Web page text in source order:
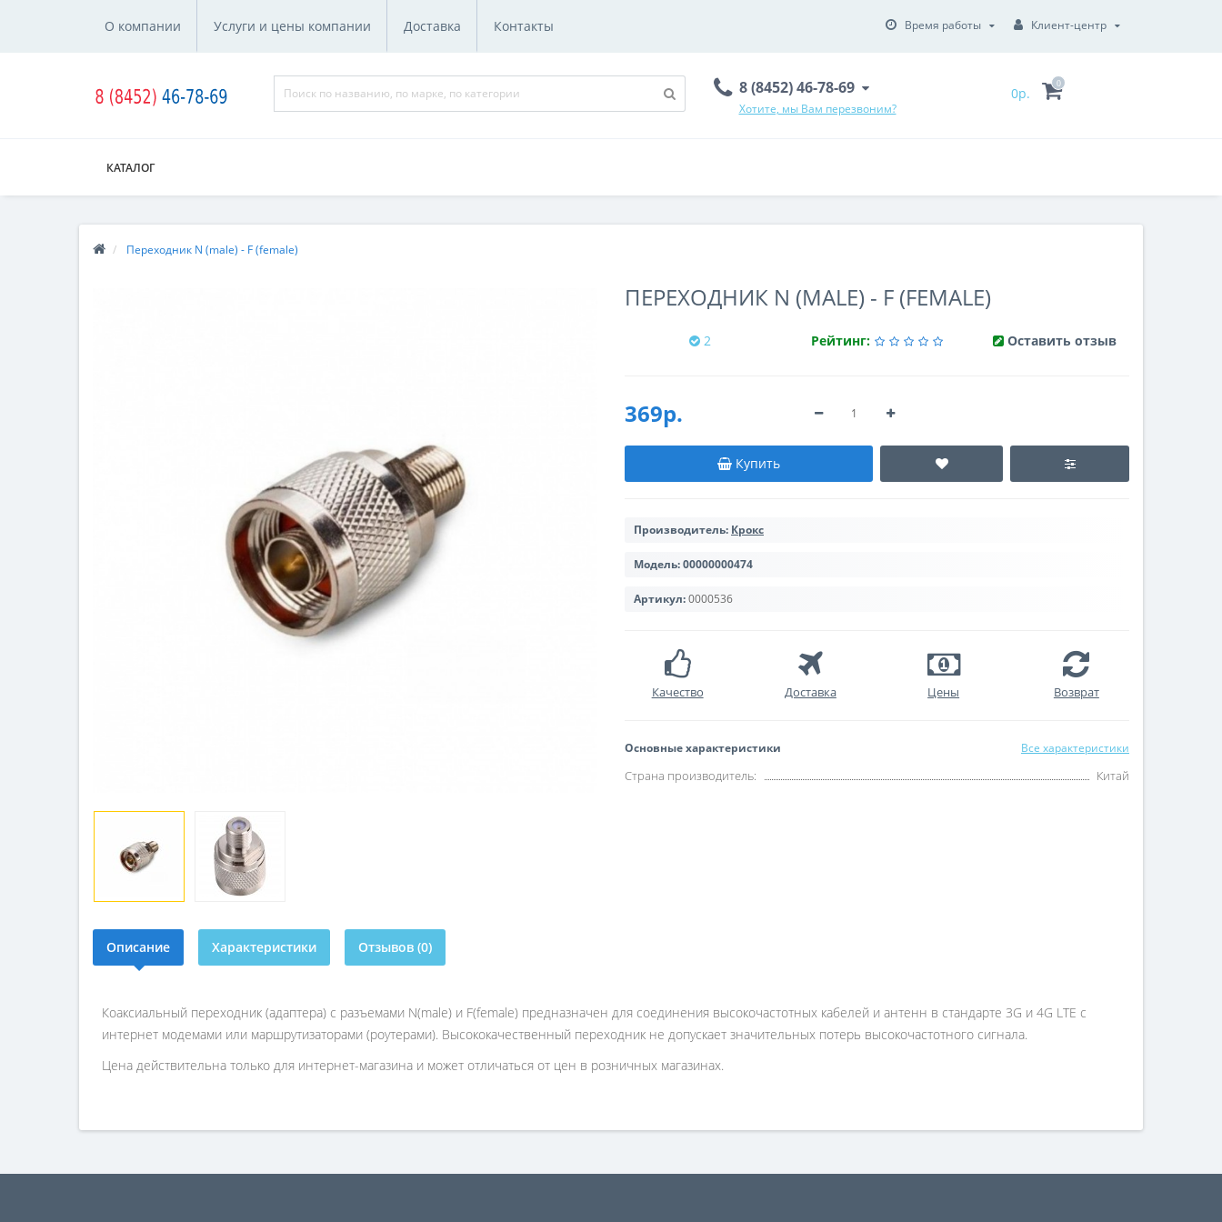
О компании Услуги и цены компании Доставка Контакты Время работы Клиент-центр
8 (8452) 46-78-69
Хотите, мы Вам перезвоним?
0р.
0
КАТАЛОГ
Переходник N (male) - F (female)
ПЕРЕХОДНИК N (MALE) - F (FEMALE)
2 Рейтинг: Оставить отзыв
369р.
Купить
Производитель: Крокс
Модель:00000000474
Артикул:0000536
Качество Доставка Цены Возврат
Основные характеристики Все характеристики
Страна производитель: Китай
Описание Характеристики Отзывов (0)
Коаксиальный переходник (адаптера) с разъемами N(male) и F(female) предназначен для соединения высокочастотных кабелей и антенн в стандарте 3G и 4G LTE с
интернет модемами или маршрутизаторами (роутерами). Высококачественный переходник не допускает значительных потерь высокочастотного сигнала.
Цена действительна только для интернет-магазина и может отличаться от цен в розничных магазинах.